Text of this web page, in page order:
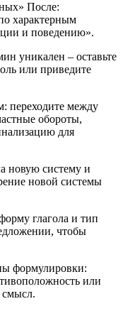
После:
характерным
и поведению».
уникален – оставьте
или приведите
переходите между
обороты,
для
новую систему и
новой системы
глагола и тип
чтобы
формулировки:
или
смысл.